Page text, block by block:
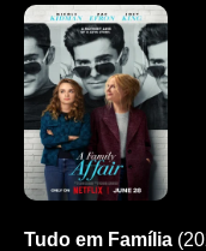
Tudo em Família